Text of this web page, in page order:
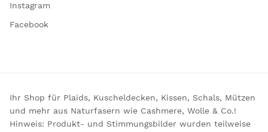
Instagram
Facebook
Ihr Shop für Plaids, Kuscheldecken, Kissen, Schals, Mützen
und mehr aus Naturfasern wie Cashmere, Wolle & Co.!
Hinweis: Produkt- und Stimmungsbilder wurden teilweise